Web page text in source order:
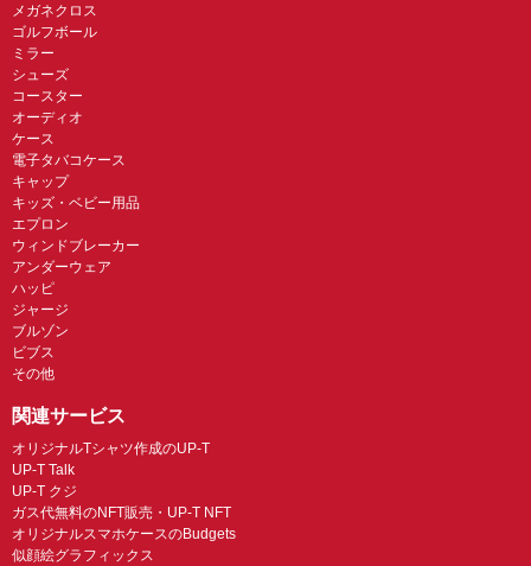
メガネクロス
ゴルフボール
ミラー
シューズ
コースター
オーディオ
ケース
電子タバコケース
キャップ
キッズ・ベビー用品
エプロン
ウィンドブレーカー
アンダーウェア
ハッピ
ジャージ
ブルゾン
ビブス
その他
関連サービス
オリジナルTシャツ作成のUP-T
UP-T Talk
UP-T クジ
ガス代無料のNFT販売・UP-T NFT
オリジナルスマホケースのBudgets
似顔絵グラフィックス